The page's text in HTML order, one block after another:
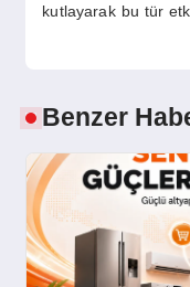
kutlayarak bu tür
Benzer